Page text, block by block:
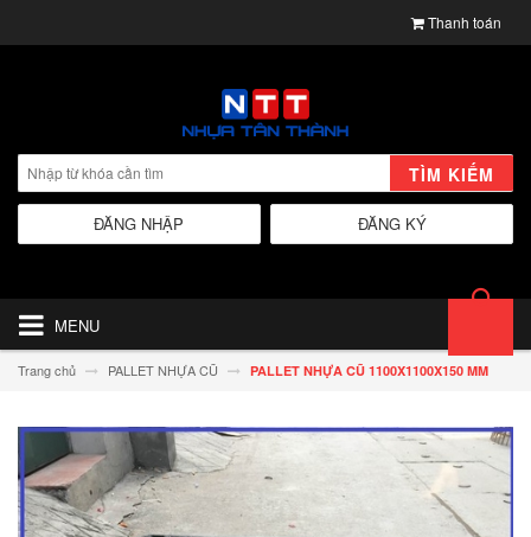
Thanh toán
TÌM KIẾM
ĐĂNG KÝ
ĐĂNG NHẬP
MENU
Trang chủ PALLET NHỰA CŨ PALLET NHỰA CŨ 1100X1100X150 MM